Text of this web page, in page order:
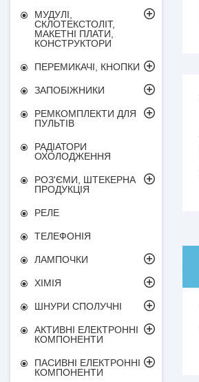
МУДУЛІ,
СКЛОТЕКСТОЛІТ,
МАКЕТНІ ПЛАТИ,
КОНСТРУКТОРИ
ПЕРЕМИКАЧІ, КНОПКИ
ЗАПОБІЖНИКИ
РЕМКОМПЛЕКТИ ДЛЯ
ПУЛЬТІВ
РАДІАТОРИ
ОХОЛОДЖЕННЯ
РОЗ'ЄМИ, ШТЕКЕРНА
ПРОДУКЦІЯ
РЕЛЕ
ТЕЛЕФОНІЯ
ЛАМПОЧКИ
ХІМІЯ
ШНУРИ СПОЛУЧНІ
АКТИВНІ ЕЛЕКТРОННІ
КОМПОНЕНТИ
ПАСИВНІ ЕЛЕКТРОННІ
КОМПОНЕНТИ